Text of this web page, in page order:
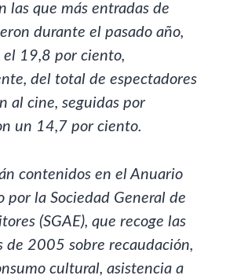
las que más entradas de
durante el pasado año,
19,8 por ciento,
del total de espectadores
al cine, seguidas por
un 14,7 por ciento.
contenidos en el Anuario
la Sociedad General de
(SGAE), que recoge las
de 2005 sobre recaudación,
cultural, asistencia a